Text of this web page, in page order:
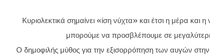
Κυριολεκτικά σημαίνει «ίση νύχτα» και έτσι η μέρα και
μπορούμε να προσβλέπουμε σε
Ο δημοφιλής μύθος για την εξισορρόπηση των αυγών στην